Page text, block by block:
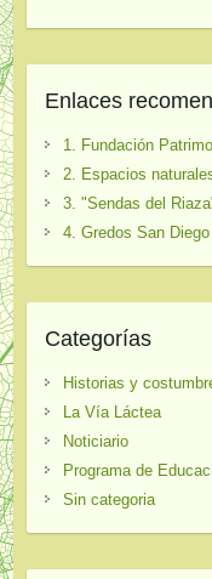
Enlaces
1. Fundación
2. Espacios
3. "Sendas del
4. Gredos San Diego
Categorías
Historias y
La Vía Láctea
Noticiario
Programa de
Sin categoria